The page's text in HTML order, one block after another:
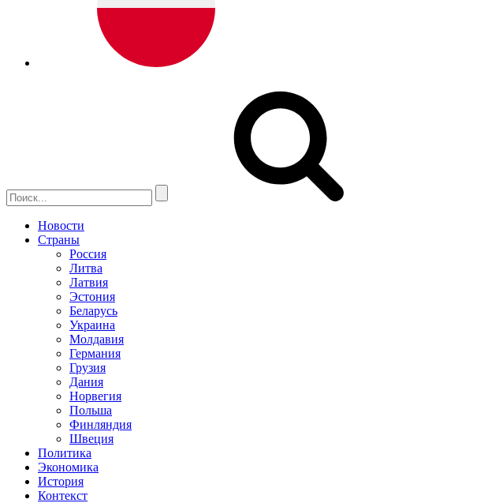
Новости
Страны
Россия
Литва
Латвия
Эстония
Беларусь
Украина
Молдавия
Германия
Грузия
Дания
Норвегия
Польша
Финляндия
Швеция
Политика
Экономика
История
Контекст